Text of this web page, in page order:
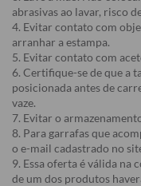
abrasivas ao lavar, risco
4. Evitar contato com
arranhar a estampa.
5. Evitar contato com
6. Certifique-se de que a
posicionada antes de
vaze.
7. Evitar o
8. Para garrafas que
o e-mail cadastrado no
9. Essa oferta é válida na
de um dos produtos